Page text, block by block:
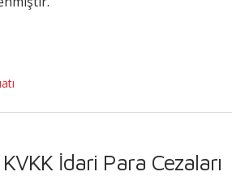
İdari Para Cezaları